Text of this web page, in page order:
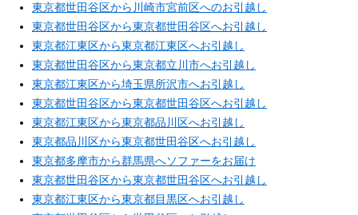
東京都世田谷区から川崎市宮前区へのお引越し
東京都世田谷区から東京都世田谷区へお引越し
東京都江東区から東京都江東区へお引越し
東京都世田谷区から東京都立川市へお引越し
東京都江東区から埼玉県所沢市へお引越し
東京都世田谷区から東京都世田谷区へお引越し
東京都江東区から東京都品川区へお引越し
東京都品川区から東京都世田谷区へお引越し
東京都多摩市から群馬県へソファーをお届け
東京都世田谷区から東京都世田谷区へお引越し
東京都江東区から東京都目黒区へお引越し